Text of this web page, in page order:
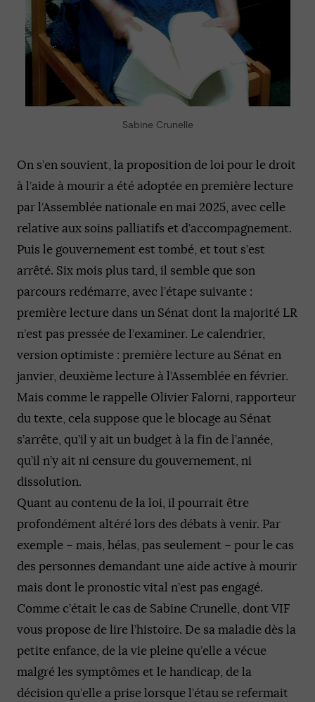
Sabine Crunelle
On s’en souvient, la proposition de loi pour le droit
à l’aide à mourir a été adoptée en première lecture
par l’Assemblée nationale en mai 2025, avec celle
relative aux soins palliatifs et d’accompagnement.
Puis le gouvernement est tombé, et tout s’est
arrêté. Six mois plus tard, il semble que son
parcours redémarre, avec l’étape suivante :
première lecture dans un Sénat dont la majorité LR
n’est pas pressée de l’examiner. Le calendrier,
version optimiste : première lecture au Sénat en
janvier, deuxième lecture à l’Assemblée en février.
Mais comme le rappelle Olivier Falorni, rapporteur
du texte, cela suppose que le blocage au Sénat
s’arrête, qu’il y ait un budget à la fin de l’année,
qu’il n’y ait ni censure du gouvernement, ni
dissolution.
Quant au contenu de la loi, il pourrait être
profondément altéré lors des débats à venir. Par
exemple – mais, hélas, pas seulement – pour le cas
des personnes demandant une aide active à mourir
mais dont le pronostic vital n’est pas engagé.
Comme c’était le cas de Sabine Crunelle, dont VIF
vous propose de lire l’histoire. De sa maladie dès la
petite enfance, de la vie pleine qu’elle a vécue
malgré les symptômes et le handicap, de la
décision qu’elle a prise lorsque l’étau se refermait